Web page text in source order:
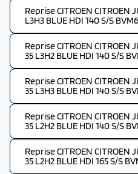
Reprise CITROEN CITROEN
L3H3 BLUE HDI 140 S/S BVM6
Reprise CITROEN CITROEN
35 L3H2 BLUE HDI 140 S/S
Reprise CITROEN CITROEN
35 L3H3 BLUE HDI 140 S/S
Reprise CITROEN CITROEN
35 L2H2 BLUE HDI 140 S/S
Reprise CITROEN CITROEN
35 L2H2 BLUE HDI 165 S/S